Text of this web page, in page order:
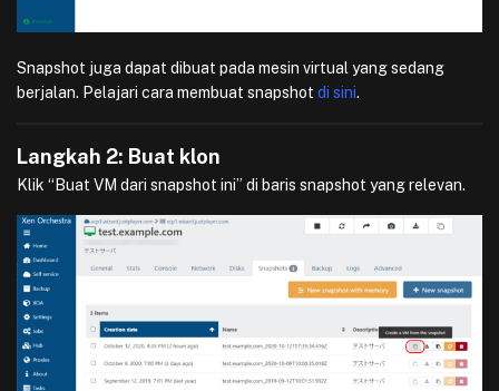
Snapshot juga dapat dibuat pada mesin virtual yang sedang
berjalan. Pelajari cara membuat snapshot di sini.
Langkah 2: Buat klon
Klik “Buat VM dari snapshot ini” di baris snapshot yang relevan.